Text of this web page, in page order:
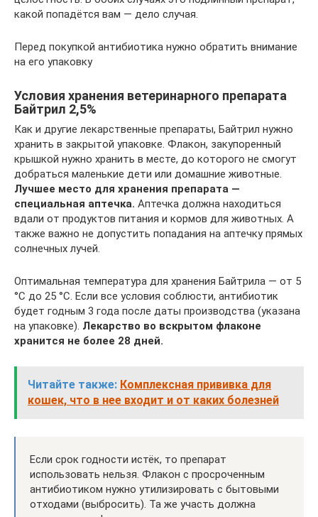
какой попадётся вам — дело случая.
Перед покупкой антибиотика нужно обратить внимание
на его упаковку
Условия хранения ветеринарного препарата
Байтрил 2,5%
Как и другие лекарственные препараты, Байтрил нужно
хранить в закрытой упаковке. Флакон, закупоренный
крышкой нужно хранить в месте, до которого не смогут
добраться маленькие дети или домашние животные.
Лучшее место для хранения препарата —
специальная аптечка. Аптечка должна находиться
вдали от продуктов питания и кормов для животных. А
также важно не допустить попадания на аптечку прямых
солнечных лучей.
Оптимальная температура для хранения Байтрила — от 5
°C до 25 °C. Если все условия соблюсти, антибиотик
будет годным 3 года после даты производства (указана
на упаковке). Лекарство во вскрытом флаконе
хранится не более 28 дней.
Читайте также: Комплексная прививка для
кошек, что в нее входит и от каких болезней
Если срок годности истёк, то препарат
использовать нельзя. Флакон с просроченным
антибиотиком нужно утилизировать с бытовыми
отходами (выбросить). Та же участь должна